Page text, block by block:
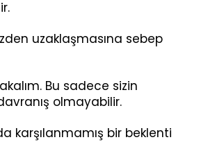
uzaklaşmasına sebep
Bu sadece sizin
olmayabilir.
karşılanmamış bir beklenti